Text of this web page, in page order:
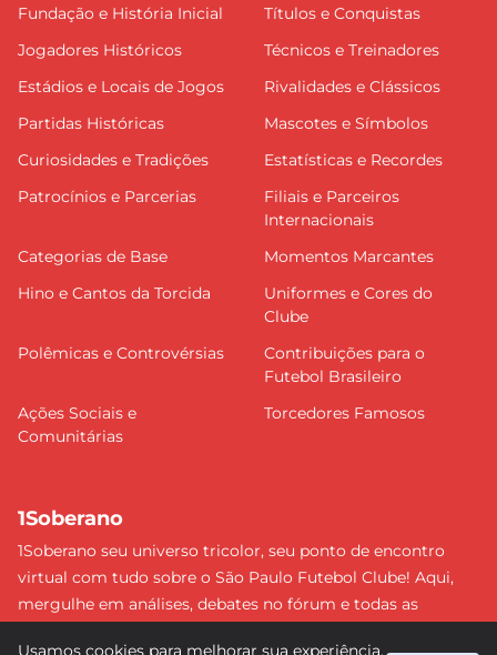
Fundação e História Inicial
Títulos e Conquistas
Jogadores Históricos
Técnicos e Treinadores
Estádios e Locais de Jogos
Rivalidades e Clássicos
Partidas Históricas
Mascotes e Símbolos
Curiosidades e Tradições
Estatísticas e Recordes
Patrocínios e Parcerias
Filiais e Parceiros
Internacionais
Categorias de Base
Momentos Marcantes
Hino e Cantos da Torcida
Uniformes e Cores do
Clube
Polêmicas e Controvérsias
Contribuições para o
Futebol Brasileiro
Ações Sociais e
Comunitárias
Torcedores Famosos
1Soberano
1Soberano seu universo tricolor, seu ponto de encontro
virtual com tudo sobre o São Paulo Futebol Clube! Aqui,
mergulhe em análises, debates no fórum e todas as
Usamos cookies para melhorar sua experiência.